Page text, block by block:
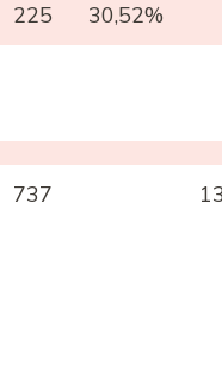
225 30,52%
737